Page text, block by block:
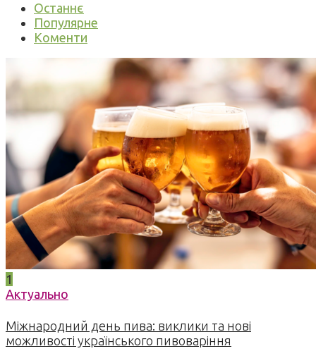
Останнє
Популярне
Коменти
1
Актуально
Міжнародний день пива: виклики та нові
можливості українського пивоваріння